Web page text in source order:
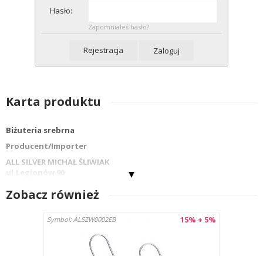
Hasło:
Zapomniałeś hasło?
Rejestracja Zaloguj
Karta produktu
Biżuteria srebrna
Producent/Importer
ALL SILVER MICHAŁ ŚLIWIAK
ul.Legionów 90
info@allsilver.pl
Kraj : Polska
Nazwa wyrobu:KOLCZYKI ALSZW0001EE
Materiał: Srebro próby 925
Zobacz również
15% + 5%
Symbol: ALSZW0002EB